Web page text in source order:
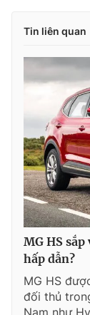
Tin liên quan
MG HS
hấp dẫn?
MG HS
đối thủ
Nam như